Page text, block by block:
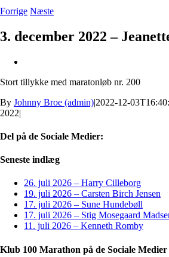
Forrige Næste
3. december 2022 –
billede
Stort tillykke med maratonløb nr. 200
By Johnny Broe (admin)|2022-12-
2022|
Del på de Sociale Medier:
Facebook
X
LinkedIn
Pinterest
E-
Seneste indlæg
26. juli 2026 – Harry Cilleborg
19. juli 2026 – Carsten Birch Jensen
17. juli 2026 – Sune Hundebøll
17. juli 2026 – Stig Mosegaard
11. juli 2026 – Kenneth Romby
Klub 100 Marathon på de Sociale Medier